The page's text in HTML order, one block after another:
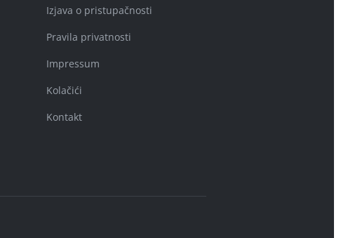
Izjava o pristupačnosti
Pravila privatnosti
Impressum
Kolačići
Kontakt